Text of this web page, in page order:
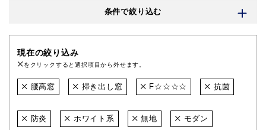
条件で絞り込む
現在の絞り込み
をクリックすると選択項目から外せます。
腰高窓 掃き出し窓 F☆☆☆☆ 抗菌
防炎 ホワイト系 無地 モダン